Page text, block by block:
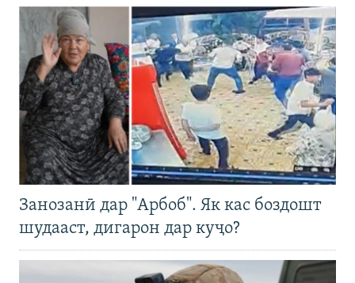
Занозанӣ дар "Арбоб". Як кас боздошт
шудааст, дигарон дар куҷо?